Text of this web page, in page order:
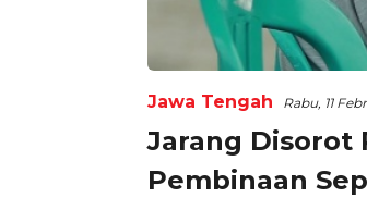
Jawa Tengah Rabu, 11
Jarang Disorot
Pembinaan